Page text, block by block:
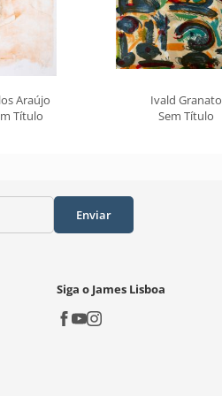
Araújo
Título
Ivald Granato
Sem Título
Enviar
Siga o James Lisboa